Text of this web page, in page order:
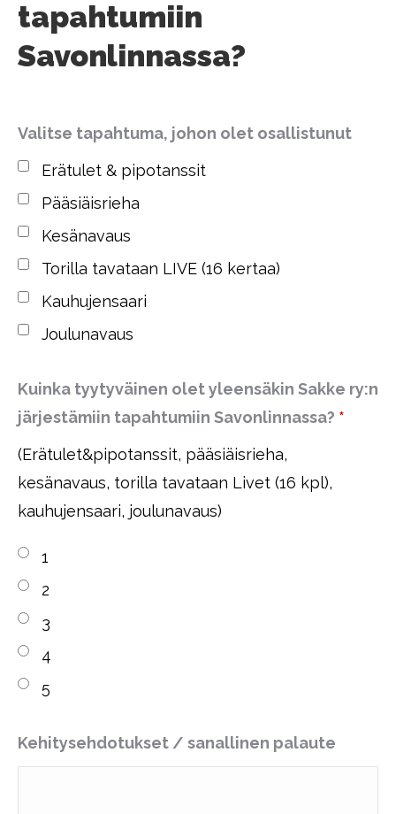
tapahtumiin
Savonlinnassa?
Valitse tapahtuma, johon olet osallistunut
Erätulet & pipotanssit
Pääsiäisrieha
Kesänavaus
Torilla tavataan LIVE (16 kertaa)
Kauhujensaari
Joulunavaus
Kuinka tyytyväinen olet yleensäkin Sakke ry:n
järjestämiin tapahtumiin Savonlinnassa? *
1
2
3
4
5
(Erätulet&pipotanssit, pääsiäisrieha,
kesänavaus, torilla tavataan Livet (16 kpl),
kauhujensaari, joulunavaus)
Kehitysehdotukset / sanallinen palaute